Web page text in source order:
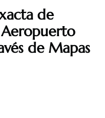
de
de Mapas